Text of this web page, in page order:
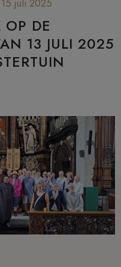
OP DE
13 JULI 2025